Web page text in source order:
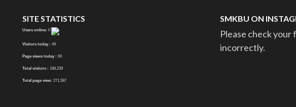
SITE STATISTICS
Users online: 0
Visitors today : 49
Page views today : 60
Total visitors : 188,239
Total page view: 271,587
SMKBU ON
Please check
incorrectly.